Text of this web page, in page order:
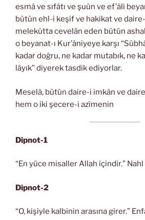
esmâ ve sıfâtı ve şuûn ve ef’âli
bütün ehl-i keşif ve hakikat ve
melekûtta cevelân eden bütün
o beyanat-ı Kur’âniyeye karşı
kadar doğru, ne kadar mutabık, ne
lâyık” diyerek tasdik ediyorlar.
Meselâ, bütün daire-i imkân ve
hem o iki şecere-i azîmenin
Dipnot-1
“En yüce misaller Allah içindir.”
Dipnot-2
“O, kişiyle kalbinin arasına girer.”